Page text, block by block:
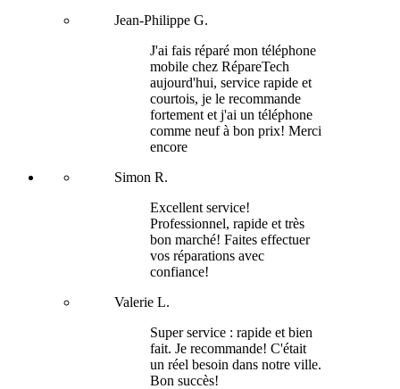
Jean-Philippe G.
J'ai fais réparé mon téléphone
mobile chez RépareTech
aujourd'hui, service rapide et
courtois, je le recommande
fortement et j'ai un téléphone
comme neuf à bon prix! Merci
encore
Simon R.
Excellent service!
Professionnel, rapide et très
bon marché! Faites effectuer
vos réparations avec
confiance!
Valerie L.
Super service : rapide et bien
fait. Je recommande! C'était
un réel besoin dans notre ville.
Bon succès!